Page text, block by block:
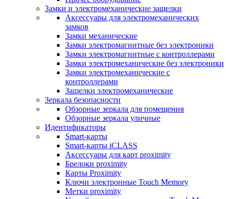
Замки и электромеханические защелки
Аксессуары для электромеханических
замков
Замки механические
Замки электромагнитные без электроники
Замки электромагнитные с контроллерами
Замки электромеханические без электроники
Замки электромеханические с
контроллерами
Защелки электромеханические
Зеркала безопасности
Обзорные зеркала для помещения
Обзорные зеркала уличные
Идентификаторы
Smart-карты
Smart-карты iCLASS
Аксессуары для карт proximitу
Брелоки proximity
Карты Proximity
Ключи электронные Touch Memory
Метки proximity